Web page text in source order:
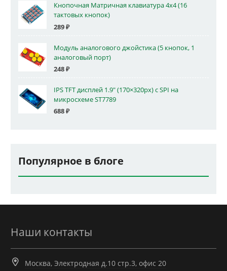
Кнопочная Матричная клавиатура 4x4 (16
тактовых кнопок)
289₽
Модуль аналогового джойстика (5 кнопок, 1
аналоговый порт)
248₽
IPS TFT дисплей 1.9" (170×320px) с SPI на
микросхеме ST7789
688₽
Популярное в блоге
Наши контакты
Москва, Электродная д.10 стр.3, офис 20